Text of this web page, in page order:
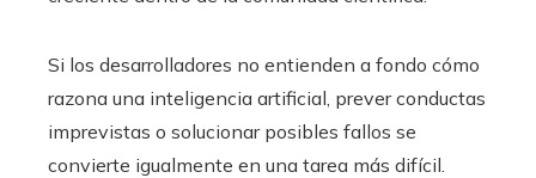
Si los desarrolladores no entienden a fondo cómo
razona una inteligencia artificial, prever conductas
imprevistas o solucionar posibles fallos se
convierte igualmente en una tarea más difícil.